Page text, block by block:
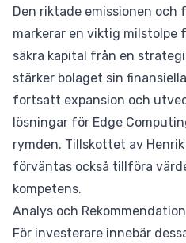
Den riktade emissionen
markerar en viktig milstolpe
säkra kapital från en
stärker bolaget sin
fortsatt expansion och
lösningar för Edge
rymden. Tillskottet av
förväntas också tillföra
kompetens.
Analys och Rekommendation
För investerare innebär